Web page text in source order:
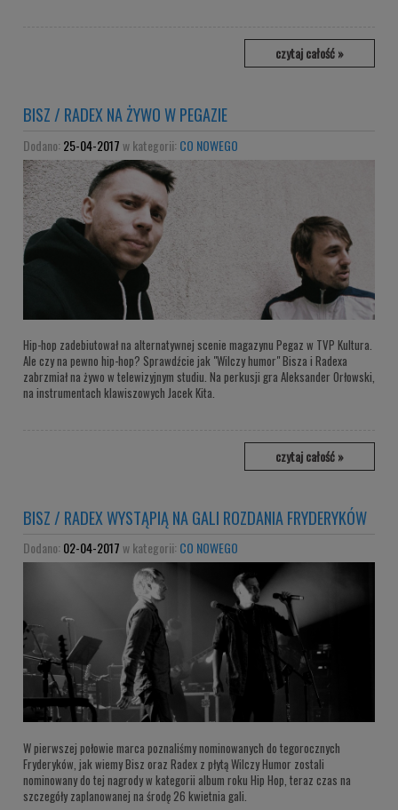
czytaj całość »
BISZ / RADEX NA ŻYWO W PEGAZIE
Dodano: 25-04-2017w kategorii: CO NOWEGO
Hip-hop zadebiutował na alternatywnej scenie magazynu Pegaz w TVP Kultura.
Ale czy na pewno hip-hop? Sprawdźcie jak "Wilczy humor" Bisza i Radexa
zabrzmiał na żywo w telewizyjnym studiu. Na perkusji gra Aleksander Orłowski,
na instrumentach klawiszowych Jacek Kita.
czytaj całość »
BISZ / RADEX WYSTĄPIĄ NA GALI ROZDANIA FRYDERYKÓW
Dodano: 02-04-2017w kategorii: CO NOWEGO
W pierwszej połowie marca poznaliśmy nominowanych do tegorocznych
Fryderyków, jak wiemy Bisz oraz Radex z płytą Wilczy Humor zostali
nominowany do tej nagrody w kategorii album roku Hip Hop, teraz czas na
szczegóły zaplanowanej na środę 26 kwietnia gali.